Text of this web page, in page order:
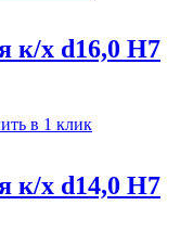
к/х d16,0 Н7
в 1 клик
к/х d14,0 Н7